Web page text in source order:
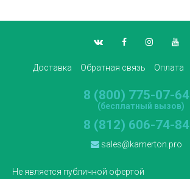
Доставка Обратная связь Оплата
8 (800) 775-07-64
(бесплатный вызов)
8 (812) 606-74-84
sales@kamerton.pro
Не является публичной офертой